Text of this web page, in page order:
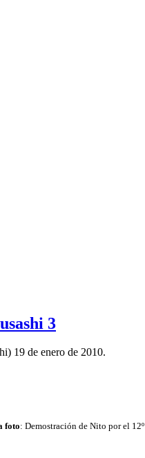
3
19 de enero de 2010.
foto: Demostración de Nito por el